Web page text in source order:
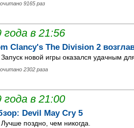
9165 раз
в 21:56
Clancy's The Division 2
новой игры оказался удачным
2302 раза
в 21:00
Devil May Cry 5
поздно, чем никогда.